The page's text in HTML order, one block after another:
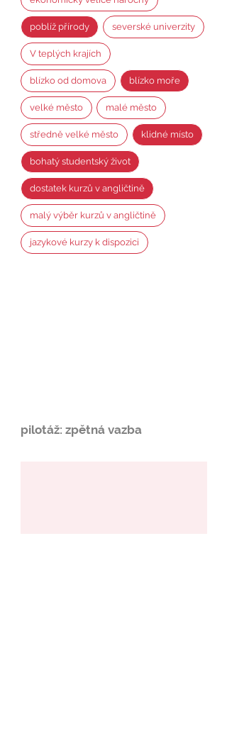
poblíž přírody severské univerzity
V teplých krajích
blízko od domova blízko moře
velké město malé město
středně velké město klidné místo
bohatý studentský život
dostatek kurzů v angličtině
malý výběr kurzů v angličtině
jazykové kurzy k dispozici
pilotáž: zpětná vazba